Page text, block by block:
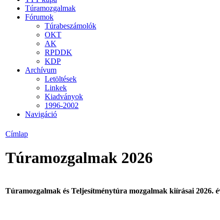
Túramozgalmak
Fórumok
Túrabeszámolók
OKT
AK
RPDDK
KDP
Archívum
Letöltések
Linkek
Kiadványok
1996-2002
Navigáció
Címlap
Túramozgalmak 2026
Túramozgalmak és Teljesítménytúra mozgalmak kiírásai 2026.